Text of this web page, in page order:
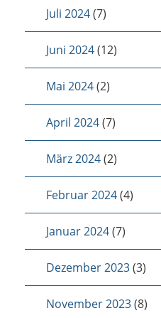
Juli 2024(7)
Juni 2024(12)
Mai 2024(2)
April 2024(7)
März 2024(2)
Februar 2024(4)
Januar 2024(7)
Dezember 2023(3)
November 2023(8)